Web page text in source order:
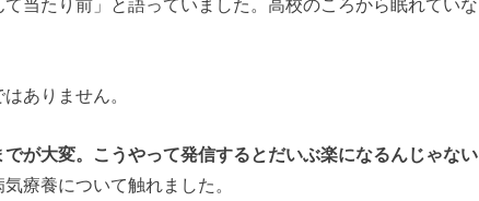
当たり前」と語っていました。高校のころから眠れていな
ありません。
が大変。こうやって発信するとだいぶ楽になるんじゃない
療養について触れました。